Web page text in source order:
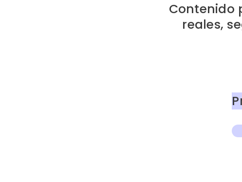
Contenido
reales,